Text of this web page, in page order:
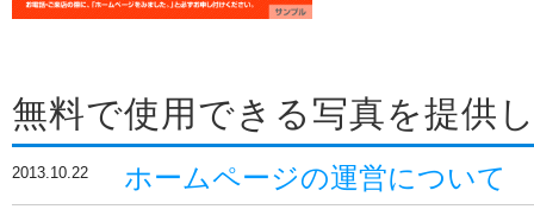
無料で使用できる写真を提供
2013.10.22 ホームページの運営について